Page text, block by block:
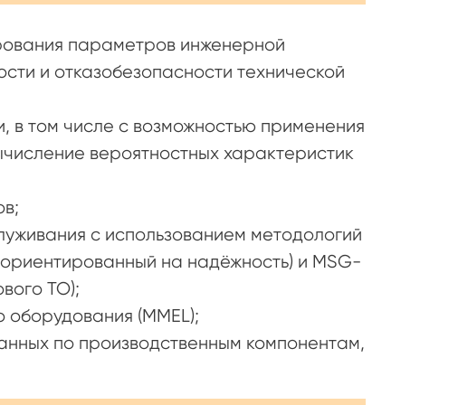
параметров инженерной
и отказобезопасности технической
в том числе с возможностью применения
вероятностных характеристик
с использованием методологий
на надёжность) и MSG-
ТО);
(MMEL);
по производственным компонентам,